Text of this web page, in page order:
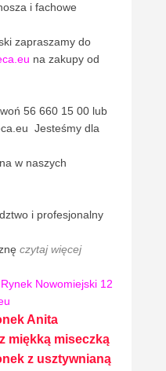
i fachowe
zapraszamy do
na zakupy od
56 660 15 00 lub
Jesteśmy dla
w naszych
i profesjonalny
czytaj więcej
Nowomiejski 12
Anita
miękką miseczką
z usztywnianą